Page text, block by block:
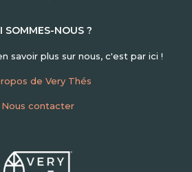
SOMMES-NOUS ?
savoir plus sur nous, c'est par ici !
de Very Thés
Nous contacter